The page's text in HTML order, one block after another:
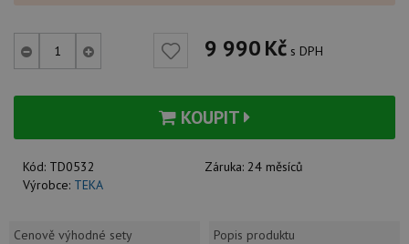
9 990Kč s DPH
KOUPIT
Kód: TD0532 Záruka: 24 měsíců
Výrobce: TEKA
Cenově výhodné sety
Popis produktu